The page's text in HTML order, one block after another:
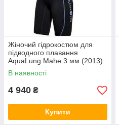
Жіночий гідрокостюм для
підводного плавання
AquaLung Mahe 3 мм (2013)
В наявності
4 940 ₴
Купити